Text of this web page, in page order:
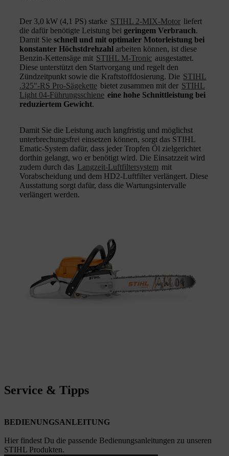
Der 3,0 kW (4,1 PS) starke STIHL 2-MIX-Motor liefert
die dafür benötigte Leistung bei geringem Verbrauch.
Damit Sie schnell und mit optimaler Motorleistung bei
konstanter Höchstdrehzahl arbeiten können, ist diese
Benzin-Kettensäge mit STIHL M-Tronic ausgestattet.
Diese unterstützt den Startvorgang und regelt den
Zündzeitpunkt sowie die Kraftstoffdosierung. Die STIHL
.325"-RS Pro-Sägekette bietet zusammen mit der STIHL
Light 04-Führungsschiene eine hohe Schnittleistung bei
reduziertem Gewicht.
Damit Sie die Leistung auch langfristig und möglichst
unterbrechungsfrei einsetzen können, sorgt das STIHL
Ematic-System dafür, dass jeder Tropfen Öl zielgerichtet
dorthin gelangt, wo er benötigt wird. Die Einsatzzeit wird
zudem durch das Langzeit-Luftfiltersystem mit
Vorabscheidung und dem HD2-Luftfilter verlängert. Diese
Ausstattung sorgt dafür, dass die Wartungsintervalle
verlängert werden.
Service & Tipps
BEDIENUNGSANLEITUNG
Hier findest Du die passende Bedienungsanleitungen zu unseren
STIHL Produkten.